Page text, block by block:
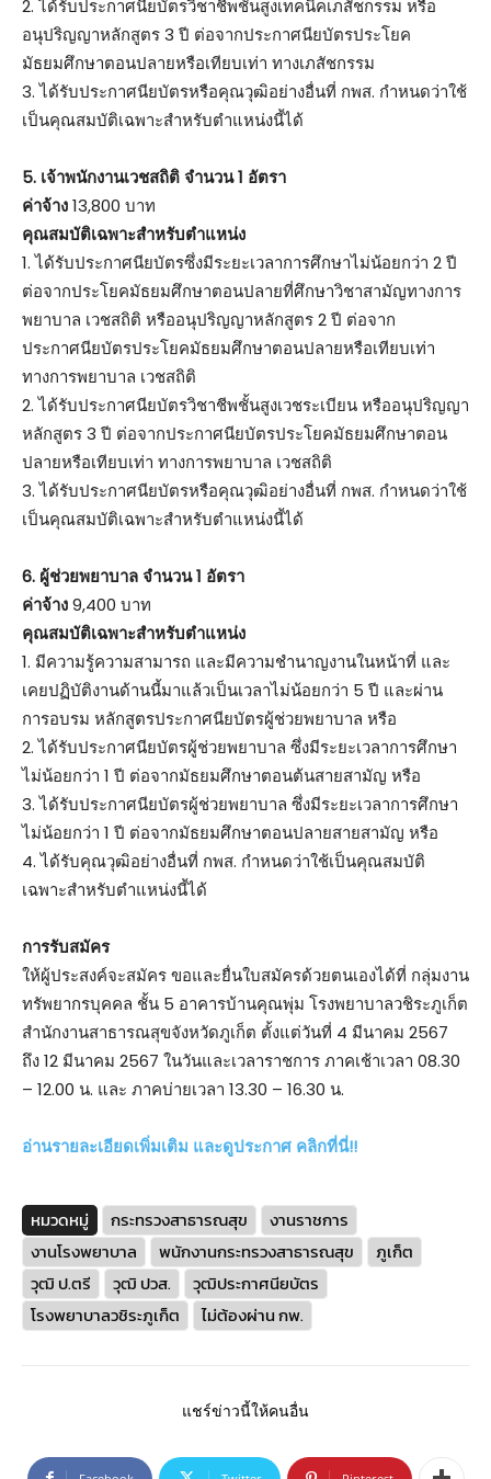
2. ได้รับประกาศนียบัตรวิชาชีพชั้นสูงเทคนิคเภสัชกรรม หรือ
อนุปริญญาหลักสูตร 3 ปี ต่อจากประกาศนียบัตรประโยค
มัธยมศึกษาตอนปลายหรือเทียบเท่า ทางเภสัชกรรม
3. ได้รับประกาศนียบัตรหรือคุณวุฒิอย่างอื่นที่ กพส. กำหนดว่าใช้
เป็นคุณสมบัติเฉพาะสำหรับตำแหน่งนี้ได้
5. เจ้าพนักงานเวชสถิติ จำนวน 1 อัตรา
ค่าจ้าง13,800 บาท
คุณสมบัติเฉพาะสำหรับตำแหน่ง
1. ได้รับประกาศนียบัตรซึ่งมีระยะเวลาการศึกษาไม่น้อยกว่า 2 ปี
ต่อจากประโยคมัธยมศึกษาตอนปลายที่ศึกษาวิชาสามัญทางการ
พยาบาล เวชสถิติ หรืออนุปริญญาหลักสูตร 2 ปี ต่อจาก
ประกาศนียบัตรประโยคมัธยมศึกษาตอนปลายหรือเทียบเท่า
ทางการพยาบาล เวชสถิติ
2. ได้รับประกาศนียบัตรวิชาชีพชั้นสูงเวชระเบียน หรืออนุปริญญา
หลักสูตร 3 ปี ต่อจากประกาศนียบัตรประโยคมัธยมศึกษาตอน
ปลายหรือเทียบเท่า ทางการพยาบาล เวชสถิติ
3. ได้รับประกาศนียบัตรหรือคุณวุฒิอย่างอื่นที่ กพส. กำหนดว่าใช้
เป็นคุณสมบัติเฉพาะสำหรับตำแหน่งนี้ได้
6. ผู้ช่วยพยาบาล จำนวน 1 อัตรา
ค่าจ้าง9,400 บาท
คุณสมบัติเฉพาะสำหรับตำแหน่ง
1. มีความรู้ความสามารถ และมีความชำนาญงานในหน้าที่ และ
เคยปฏิบัติงานด้านนี้มาแล้วเป็นเวลาไม่น้อยกว่า 5 ปี และผ่าน
การอบรม หลักสูตรประกาศนียบัตรผู้ช่วยพยาบาล หรือ
2. ได้รับประกาศนียบัตรผู้ช่วยพยาบาล ซึ่งมีระยะเวลาการศึกษา
ไม่น้อยกว่า 1 ปี ต่อจากมัธยมศึกษาตอนต้นสายสามัญ หรือ
3. ได้รับประกาศนียบัตรผู้ช่วยพยาบาล ซึ่งมีระยะเวลาการศึกษา
ไม่น้อยกว่า 1 ปี ต่อจากมัธยมศึกษาตอนปลายสายสามัญ หรือ
4. ได้รับคุณวุฒิอย่างอื่นที่ กพส. กำหนดว่าใช้เป็นคุณสมบัติ
เฉพาะสำหรับตำแหน่งนี้ได้
การรับสมัคร
ให้ผู้ประสงค์จะสมัคร ขอและยื่นใบสมัครด้วยตนเองได้ที่ กลุ่มงาน
ทรัพยากรบุคคล ชั้น 5 อาคารบ้านคุณพุ่ม โรงพยาบาลวชิระภูเก็ต
สำนักงานสาธารณสุขจังหวัดภูเก็ต ตั้งแต่วันที่ 4 มีนาคม 2567
ถึง 12 มีนาคม 2567 ในวันและเวลาราชการ ภาคเช้าเวลา 08.30
– 12.00 น. และ ภาคบ่ายเวลา 13.30 – 16.30 น.
อ่านรายละเอียดเพิ่มเติม และดูประกาศ คลิกที่นี่!!
หมวดหมู่ กระทรวงสาธารณสุข
งานราชการ
งานโรงพยาบาล
พนักงานกระทรวงสาธารณสุข
ภูเก็ต
วุฒิ ป.ตรี
วุฒิ ปวส.
วุฒิประกาศนียบัตร
โรงพยาบาลวชิระภูเก็ต
ไม่ต้องผ่าน กพ.
แชร์ข่าวนี้ให้คนอื่น